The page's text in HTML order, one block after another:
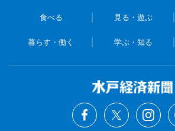
食べる 見る・遊ぶ
暮らす・働く 学ぶ・知る